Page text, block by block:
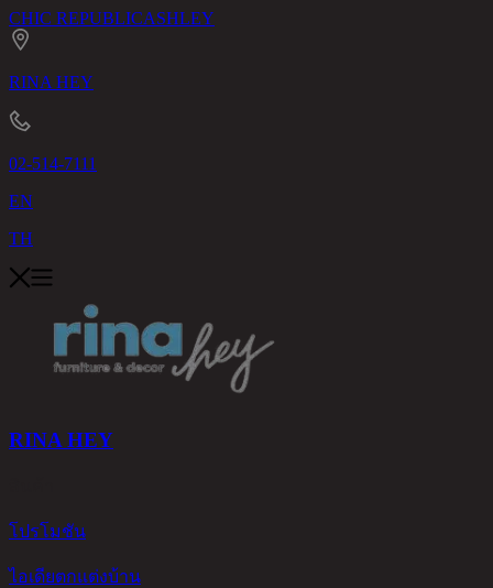
CHIC REPUBLICASHLEY
RINA HEY
02-514-7111
EN
TH
RINA HEY
โปรโมชัน
ไอเดียตกแต่งบ้าน